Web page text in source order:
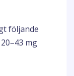
följande
mg